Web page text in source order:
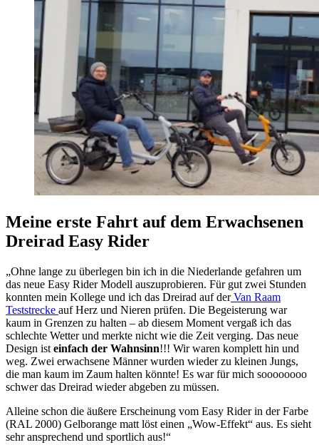
Meine erste Fahrt auf dem Erwachsenen
Dreirad Easy Rider
„Ohne lange zu überlegen bin ich in die Niederlande gefahren um
das neue Easy Rider Modell auszuprobieren. Für gut zwei Stunden
konnten mein Kollege und ich das Dreirad auf der Van Raam
Teststrecke auf Herz und Nieren prüfen. Die Begeisterung war
kaum in Grenzen zu halten – ab diesem Moment vergaß ich das
schlechte Wetter und merkte nicht wie die Zeit verging. Das neue
Design ist einfach der Wahnsinn!!! Wir waren komplett hin und
weg. Zwei erwachsene Männer wurden wieder zu kleinen Jungs,
die man kaum im Zaum halten könnte! Es war für mich soooooooo
schwer das Dreirad wieder abgeben zu müssen.
Alleine schon die äußere Erscheinung vom Easy Rider in der Farbe
(RAL 2000) Gelborange matt löst einen „Wow-Effekt“ aus. Es sieht
sehr ansprechend und sportlich aus!“